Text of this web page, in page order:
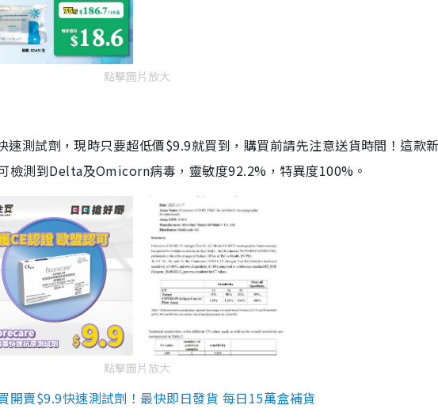
點擊圖片放大
測試劑，現時只要超低價$9.9就買到，購買前請先注意送貨時間！這款
檢測到Delta及Omicorn病毒，靈敏度92.2%，特異度100%。
點擊圖片放大
開賣$9.9快速測試劑！最快即日發貨 每日15萬盒補貨